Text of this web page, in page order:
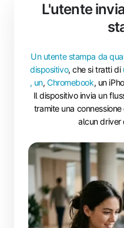
L'utente
Un utente stampa da
dispositivo, che si tratti di
, un,Chromebook, un
Il dispositivo invia un
tramite una
alcun driver